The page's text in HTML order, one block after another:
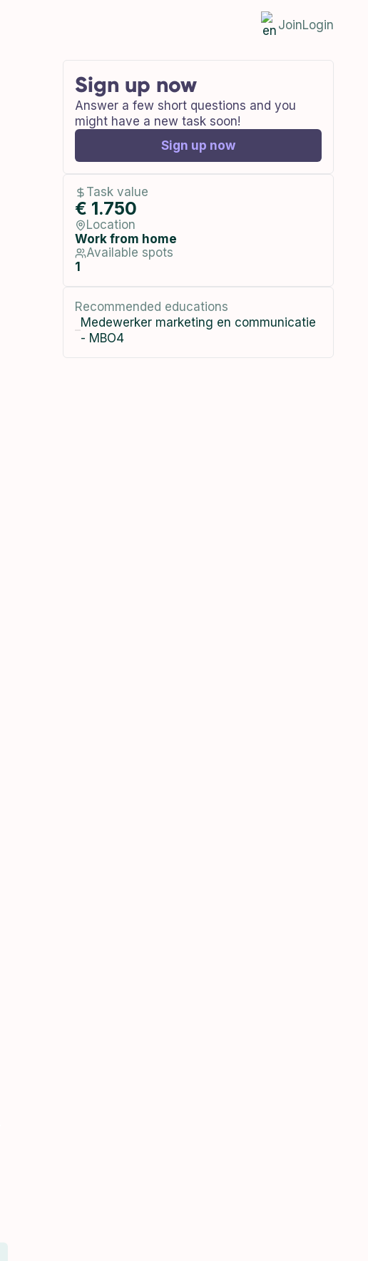
JoinLogin
Sign up now
Answer a few short questions and you
might have a new task soon!
Sign up now
Task value
€ 1.750
Location
Work from home
Available spots
1
Recommended educations
Medewerker marketing en communicatie
- MBO4